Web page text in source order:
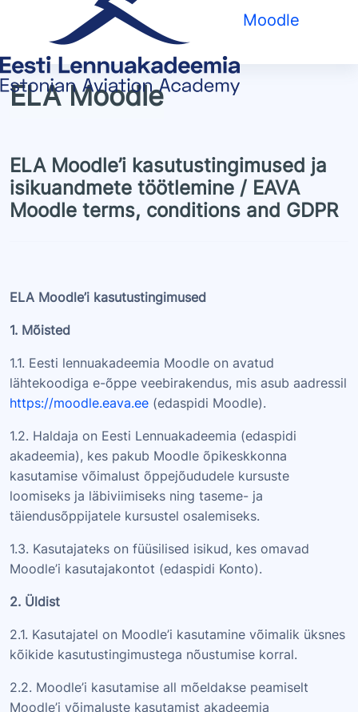
Jäta vahele peasisuni
Moodle
ELA Moodle
ELA Moodle’i kasutustingimused ja
isikuandmete töötlemine / EAVA
Moodle terms, conditions and GDPR
ELA Moodle’i kasutustingimused
1. Mõisted
1.1. Eesti lennuakadeemia Moodle on avatud
lähtekoodiga e-õppe veebirakendus, mis asub aadressil
https://moodle.eava.ee (edaspidi Moodle).
1.2. Haldaja on Eesti Lennuakadeemia (edaspidi
akadeemia), kes pakub Moodle õpikeskkonna
kasutamise võimalust õppejõududele kursuste
loomiseks ja läbiviimiseks ning taseme- ja
täiendusõppijatele kursustel osalemiseks.
1.3. Kasutajateks on füüsilised isikud, kes omavad
Moodle’i kasutajakontot (edaspidi Konto).
2. Üldist
2.1. Kasutajatel on Moodle’i kasutamine võimalik üksnes
kõikide kasutustingimustega nõustumise korral.
2.2. Moodle’i kasutamise all mõeldakse peamiselt
Moodle’i võimaluste kasutamist akadeemia